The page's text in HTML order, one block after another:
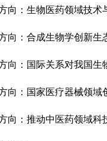
向：生物医药领域技
向：合成生物学创新
向：国际关系对我国
向：国家医疗器械领
向：推动中医药领域